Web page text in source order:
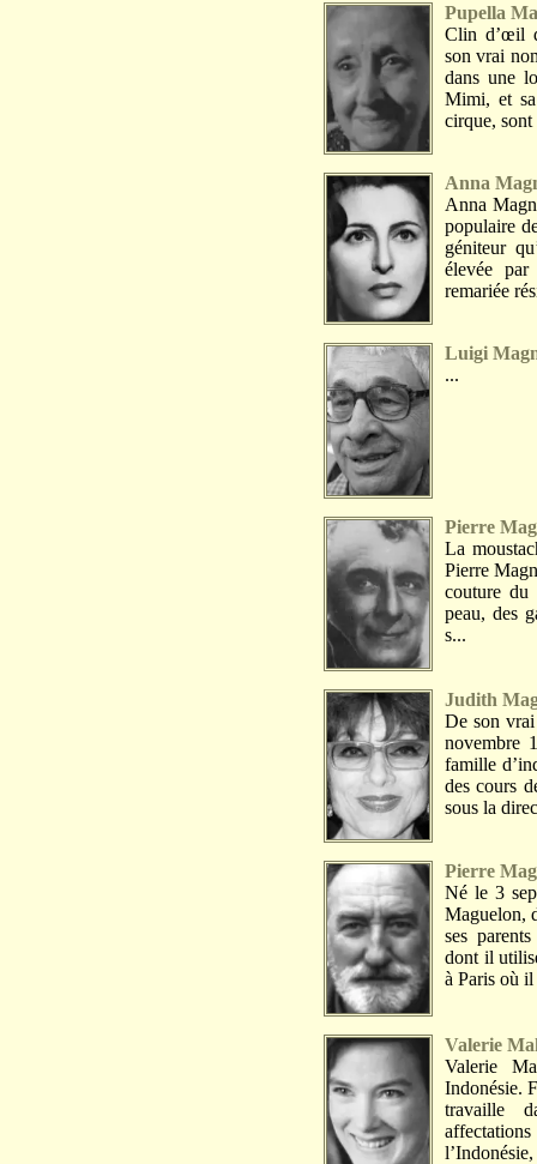
Pupella
Clin d’œil
son vrai
dans une
Mimi, et
cirque, sont
Anna
Anna
populaire
géniteur
élevée
remariée
Luigi
...
Pierre
La
Pierre
couture du
peau, des
s...
Judith
De son
novembre
famille
des cours
sous la
Pierre
Né le 3
Maguelon,
ses
dont il
à Paris où il
Valerie
Valerie
Indonésie.
travaille